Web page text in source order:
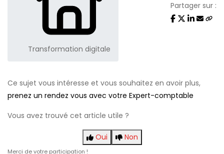
Transformation digitale
Partager sur :
Ce sujet vous intéresse et vous souhaitez en avoir plus,
prenez un rendez vous avec votre Expert-comptable
Vous avez trouvé cet article utile ?
Oui Non
Merci de votre participation !